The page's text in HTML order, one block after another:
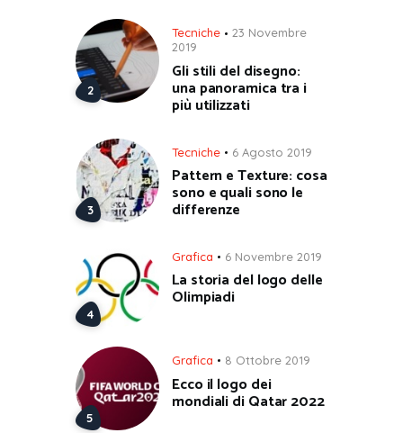
Tecniche
23 Novembre
2019
Gli stili del disegno:
una panoramica tra i
più utilizzati
Tecniche 6 Agosto 2019
Pattern e Texture: cosa
sono e quali sono le
differenze
Grafica 6 Novembre 2019
La storia del logo delle
Olimpiadi
Grafica 8 Ottobre 2019
Ecco il logo dei
mondiali di Qatar 2022